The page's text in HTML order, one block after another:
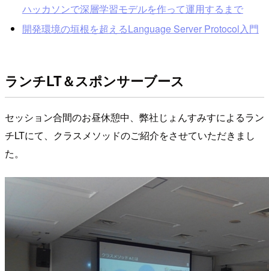
ハッカソンで深層学習モデルを作って運用するまで
開発環境の垣根を超えるLanguage Server Protocol入門
ランチLT＆スポンサーブース
セッション合間のお昼休憩中、弊社じょんすみすによるラン
チLTにて、クラスメソッドのご紹介をさせていただきまし
た。